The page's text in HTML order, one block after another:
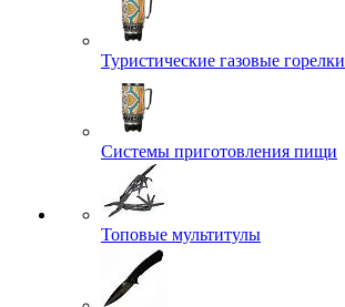
Туристические газовые горелки
Системы приготовления пищи
Топовые мультитулы